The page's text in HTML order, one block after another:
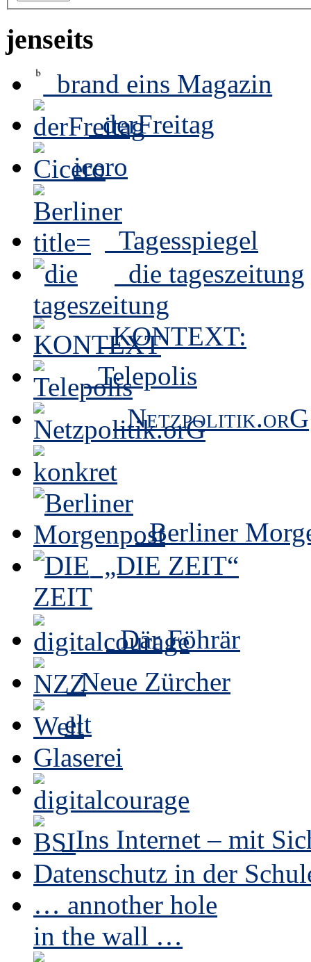
jenseits
brand eins Magazin
derFreitag
icero
Tagesspiegel
die tageszeitung
KONTEXT:
Telepolis
Netzpolitik.orG
Berliner
„DIE ZEIT“
Där Föhrär
Neue Zürcher
elt
Glaserei
Ins Internet – mit
Datenschutz in der
… annother hole
in the wall …